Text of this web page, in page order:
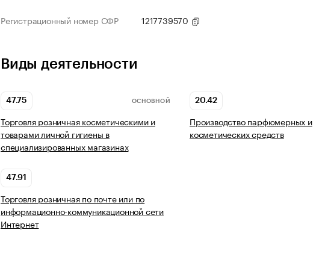
Регистрационный номер СФР 1217739570
Виды деятельности
47.75 ОСНОВНОЙ
Торговля розничная косметическими и
товарами личной гигиены в
специализированных магазинах
20.42
Производство парфюмерных и
косметических средств
47.91
Торговля розничная по почте или по
информационно-коммуникационной сети
Интернет